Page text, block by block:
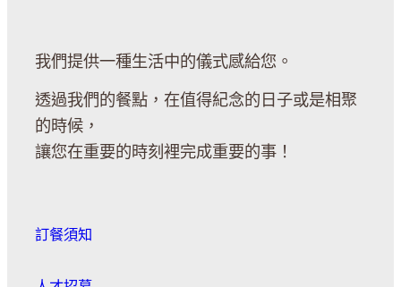
我們提供一種生活中的儀式感給您。
透過我們的餐點，在值得紀念的日子或是相聚
的時候，
讓您在重要的時刻裡完成重要的事！
訂餐須知